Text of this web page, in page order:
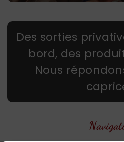
Des sorties
bord, des
Nous